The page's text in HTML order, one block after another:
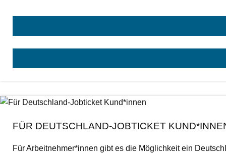
FÜR DEUTSCHLAND-JOBTICKET
Für Arbeitnehmer*innen gibt es die Möglichkeit ein